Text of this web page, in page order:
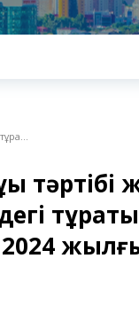
тәртібі
тұрақты